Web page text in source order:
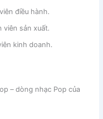
điều hành.
viên sản xuất.
kinh doanh.
– dòng nhạc Pop của